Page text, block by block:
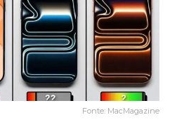
Fonte: MacMagazine